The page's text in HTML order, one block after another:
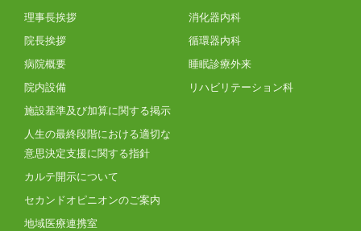
理事長挨拶
院長挨拶
病院概要
院内設備
施設基準及び加算に関する掲示
人生の最終段階における適切な
意思決定支援に関する指針
カルテ開示について
セカンドオピニオンのご案内
地域医療連携室
消化器内科
循環器内科
睡眠診療外来
リハビリテーション科